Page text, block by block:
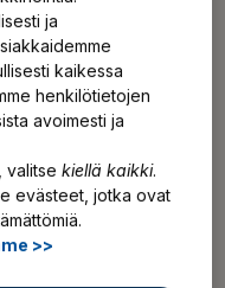
tukeminen
ja
kaikessa
henkilötietojen
avoimesti ja
valitsekiellä kaikki.
evästeet, jotka ovat
>>